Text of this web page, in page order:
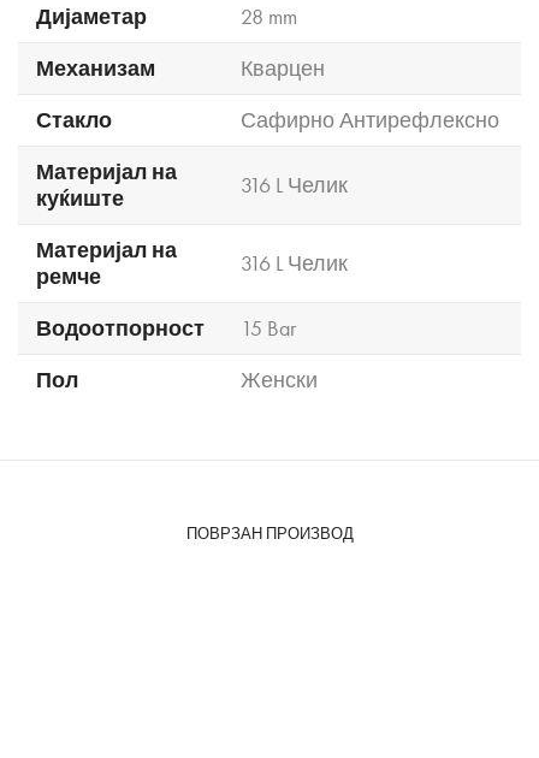
Дијаметар
28 mm
Механизам
Кварцен
Стакло
Сафирно Антирефлексно
Материјал на
куќиште
316 L Челик
Материјал на
ремче
316 L Челик
Водоотпорност
15 Bar
Пол
Женски
ПОВРЗАН ПРОИЗВОД